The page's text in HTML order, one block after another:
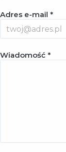
Adres e-mail *
Wiadomość *